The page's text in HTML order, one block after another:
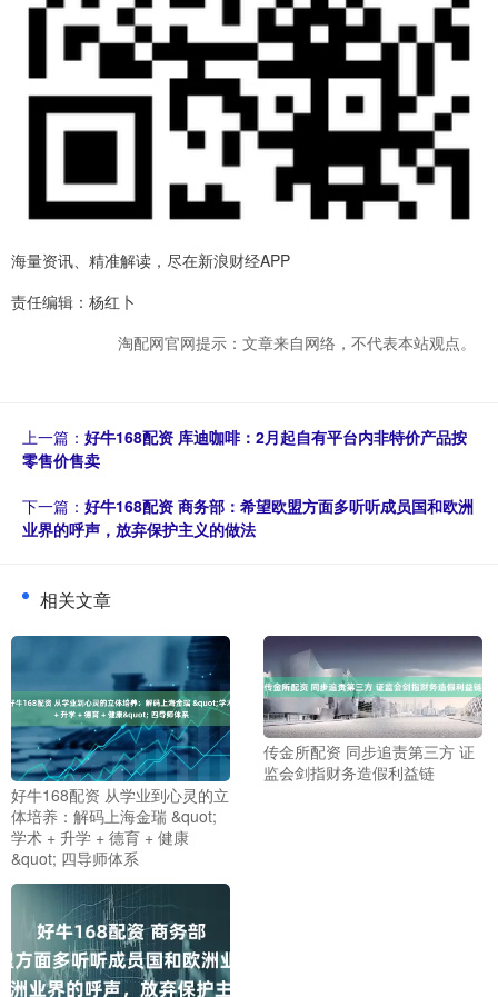
海量资讯、精准解读，尽在新浪财经APP
责任编辑：杨红卜
淘配网官网提示：文章来自网络，不代表本站观点。
上一篇： 好牛168配资 库迪咖啡：2月起自有平台内非特价产品按
零售价售卖
下一篇： 好牛168配资 商务部：希望欧盟方面多听听成员国和欧洲
业界的呼声，放弃保护主义的做法
相关文章
好牛168配资 从学业到心灵的立
体培养：解码上海金瑞 &quot;
学术 + 升学 + 德育 + 健康
&quot; 四导师体系
传金所配资 同步追责第三方 证
监会剑指财务造假利益链